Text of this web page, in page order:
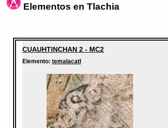
Elementos en Tlachia
CUAUHTINCHAN 2 - MC2
Elemento: temalacatl